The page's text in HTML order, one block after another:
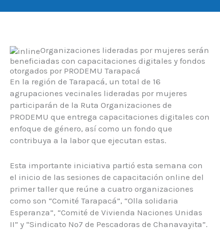
Organizaciones lideradas por mujeres serán
beneficiadas con capacitaciones digitales y fondos
otorgados por PRODEMU Tarapacá
En la región de Tarapacá, un total de 16
agrupaciones vecinales lideradas por mujeres
participarán de la Ruta Organizaciones de
PRODEMU que entrega capacitaciones digitales con
enfoque de género, así como un fondo que
contribuya a la labor que ejecutan estas.
Esta importante iniciativa partió esta semana con
el inicio de las sesiones de capacitación online del
primer taller que reúne a cuatro organizaciones
como son “Comité Tarapacá”, “Olla solidaria
Esperanza”, “Comité de Vivienda Naciones Unidas
II” y “Sindicato Nº7 de Pescadoras de Chanavayita”.